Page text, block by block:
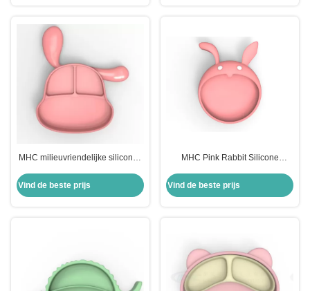
MHC milieuvriendelijke siliconen
maanden Afscheidingstijd
Vind de beste prijs
MHC Pink Rabbit Silicone
100% voedselkwaliteit
Vind de beste prijs